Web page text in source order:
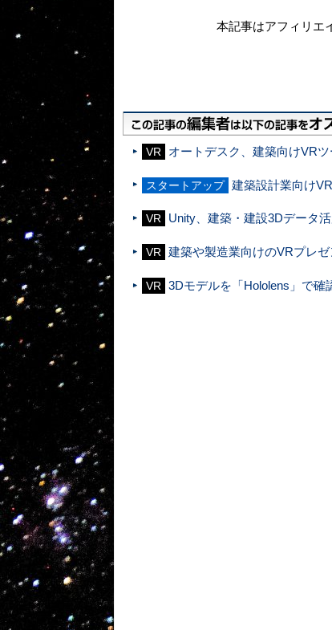
本記事はアフィリエ
VR オートデスク、建築向けVR
スタートアップ 建築設計業向け
VR Unity、建築・建設3Dデータ
VR 建築や製造業向けのVRプレゼ
VR 3Dモデルを「Hololens」で確